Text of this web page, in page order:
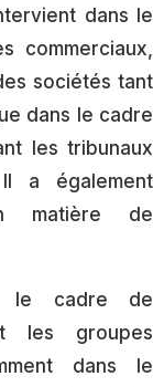
dans le
commerciaux,
sociétés tant
dans le cadre
les tribunaux
a également
matière de
le cadre de
les groupes
dans le